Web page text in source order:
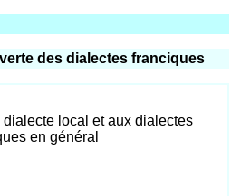
des dialectes franciques
local et aux dialectes
en général